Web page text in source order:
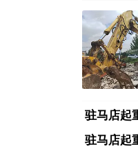
驻马店起
驻马店起